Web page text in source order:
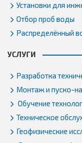
Установки для
Отбор проб воды
Распределённый
УСЛУГИ
Разработка
Монтаж и пуско-
Обучение
Техническое
Геофизические